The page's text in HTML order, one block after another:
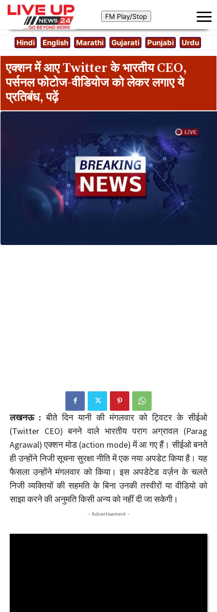
Hindi English Marathi Gujarati Punjabi Urdu
एक्शन में आए Twitter के भारतीय CEO,
पर्सनल फोटोज-वीडियोज को लेकर लगाए ये
प्रतिबंध, पढ़ें
लखनऊ : बीते दिन यानी की मंगलवार को ट्विटर के सीईओ
(Twitter CEO) बनने वाले भारतीय पराग अग्रावल (Parag
Agrawal) एक्शन मोड (action mode) में आ गए हैं। सीईओ बनते
ही उन्होंने निजी सूचना सुरक्षा नीति में एक नया अपडेट किया है। यह
फैसला उन्होंने मंगलवार को किया। इस अपडेटेड वर्ज़न के चलते
निजी व्यक्तियों की सहमति के बिना उनकी तस्वीरों या वीडियो को
साझा करने की अनुमति किसी अन्य को नहीं दी जा सकेगी।
- Advertisement -